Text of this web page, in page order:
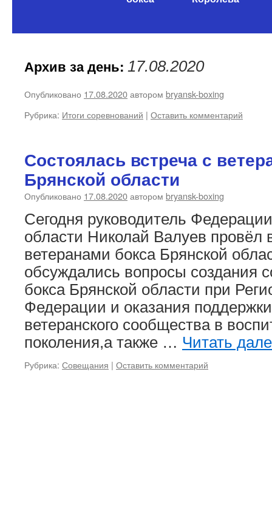
Архив за день: 17.08.2020
Опубликовано 17.08.2020автором bryansk-boxing
Рубрика: Итоги соревнований | Оставить комментарий
Состоялась встреча с
Брянской области
Опубликовано 17.08.2020автором bryansk-boxing
Сегодня руководитель
области Николай Валуев провёл
ветеранами бокса Брянской
обсуждались вопросы создания
бокса Брянской области при
Федерации и оказания
ветеранского сообщества в
поколения,а также … Читать
Рубрика: Совещания | Оставить комментарий